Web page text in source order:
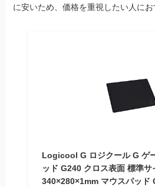
に安いため、価格を重視したい人にお
Logicool G ロジクール G ゲ
ッド G240 クロス表面 標準サ
340×280×1mm マウスパッド